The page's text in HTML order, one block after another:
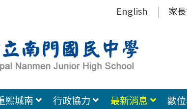
English 家
熙城南 行政協力 最新消息 數